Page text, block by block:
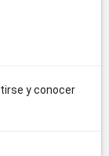
y conocer